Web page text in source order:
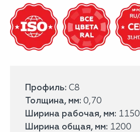
Профиль: С8
Толщина, мм: 0,70
Ширина рабочая, мм: 1150
Ширина общая, мм: 1200